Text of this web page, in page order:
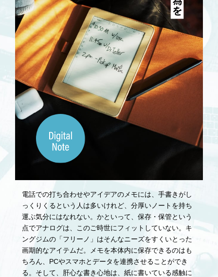
電話での打ち合わせやアイデアのメモには、手書きがし
っくりくるという人は多いけれど、分厚いノートを持ち
運ぶ気分にはなれない。かといって、保存・保管という
点でアナログは、このご時世にフィットしていない。キ
ングジムの「フリーノ」はそんなニーズをすくいとった
画期的なアイテムだ。メモを本体内に保存できるのはも
ちろん、PCやスマホとデータを連携させることができ
る。そして、肝心な書き心地は、紙に書いている感触に